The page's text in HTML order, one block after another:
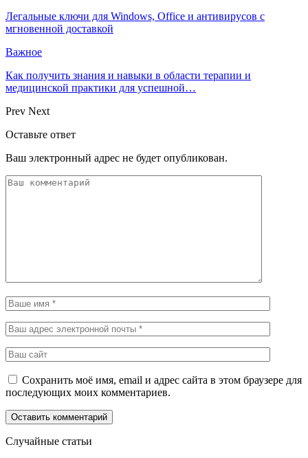
Легальные ключи для Windows, Office и антивирусов с
мгновенной доставкой
Важное
Как получить знания и навыки в области терапии и
медицинской практики для успешной…
Prev Next
Оставьте ответ
Ваш электронный адрес не будет опубликован.
Сохранить моё имя, email и адрес сайта в этом браузере для
последующих моих комментариев.
Случайные статьи